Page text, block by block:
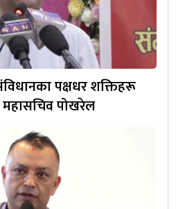
पक्षधर शक्तिहरू
पोखरेल